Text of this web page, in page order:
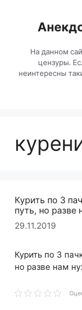
содержимому
На данном
цензуры.
неинтересны
Курить по 3
путь, но разве
29.11.2019
Курить по 3
но разве нам